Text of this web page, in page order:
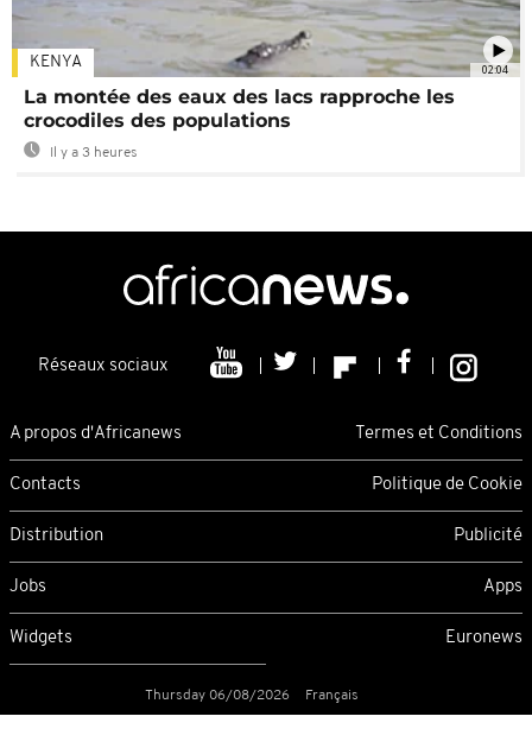
02:04
KENYA
La montée des eaux des lacs rapproche les
crocodiles des populations
Il y a 3 heures
Réseaux sociaux
A propos d'Africanews Termes et Conditions
Contacts Politique de Cookie
Distribution Publicité
Jobs Apps
Widgets Euronews
Thursday 06/08/2026